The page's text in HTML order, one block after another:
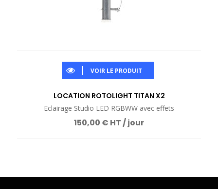
VOIR LE PRODUIT
LOCATION ROTOLIGHT TITAN X2
Eclairage Studio LED RGBWW avec effets
150,00 € HT / jour